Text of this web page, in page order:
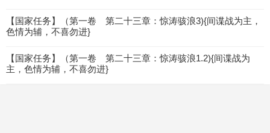
【国家任务】（第一卷 第二十三章：惊涛骇浪3){间谍战为主，
色情为辅，不喜勿进}
【国家任务】（第一卷 第二十三章：惊涛骇浪1.2){间谍战为
主，色情为辅，不喜勿进}